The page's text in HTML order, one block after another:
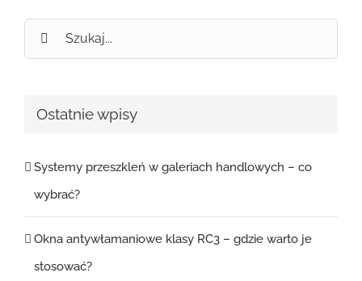
Szukaj
Ostatnie wpisy
Systemy przeszkleń w galeriach handlowych – co
wybrać?
Okna antywłamaniowe klasy RC3 – gdzie warto je
stosować?